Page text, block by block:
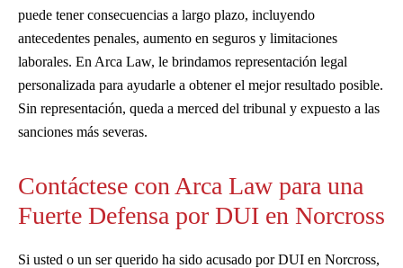
puede tener consecuencias a largo plazo, incluyendo
antecedentes penales, aumento en seguros y limitaciones
laborales. En Arca Law, le brindamos representación legal
personalizada para ayudarle a obtener el mejor resultado posible.
Sin representación, queda a merced del tribunal y expuesto a las
sanciones más severas.
Contáctese con Arca Law para una
Fuerte Defensa por DUI en Norcross
Si usted o un ser querido ha sido acusado por DUI en Norcross,